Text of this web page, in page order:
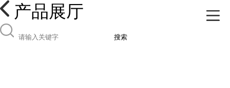
产品展厅
搜索